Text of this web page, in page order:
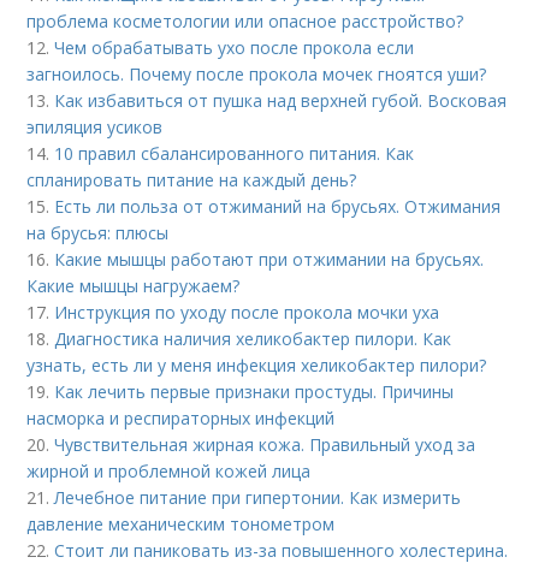
проблема косметологии или опасное расстройство?
12.Чем обрабатывать ухо после прокола если
загноилось. Почему после прокола мочек гноятся уши?
13. Как избавиться от пушка над верхней губой. Восковая
эпиляция усиков
14. 10 правил сбалансированного питания. Как
спланировать питание на каждый день?
15. Есть ли польза от отжиманий на брусьях. Отжимания
на брусья: плюсы
16. Какие мышцы работают при отжимании на брусьях.
Какие мышцы нагружаем?
17. Инструкция по уходу после прокола мочки уха
18.Диагностика наличия хеликобактер пилори. Как
узнать, есть ли у меня инфекция хеликобактер пилори?
19. Как лечить первые признаки простуды. Причины
насморка и респираторных инфекций
20.Чувствительная жирная кожа. Правильный уход за
жирной и проблемной кожей лица
21.Лечебное питание при гипертонии. Как измерить
давление механическим тонометром
22.Стоит ли паниковать из-за повышенного холестерина.